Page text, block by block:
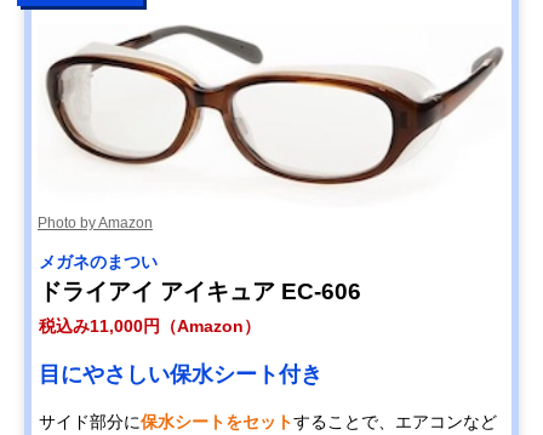
Photo by Amazon
メガネのまつい
ドライアイ アイキュア EC-606
税込み11,000円（Amazon）
目にやさしい保水シート付き
サイド部分に保水シートをセットすることで、エアコンなど